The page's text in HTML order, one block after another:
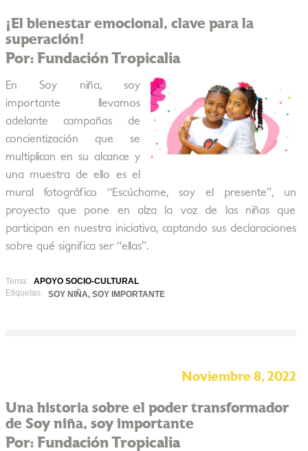
¡El bienestar emocional, clave para la
superación!
Por: Fundación Tropicalia
En Soy niña, soy
importante llevamos
adelante campañas de
concientización que se
multiplican en su alcance y
una muestra de ello es el
mural fotográfico “Escúchame, soy el presente”, un
proyecto que pone en alza la voz de las niñas que
participan en nuestra iniciativa, captando sus declaraciones
sobre qué significa ser “ellas”.
Tema:
APOYO SOCIO-CULTURAL
Etiquetas:
SOY NIÑA, SOY IMPORTANTE
Noviembre 8, 2022
Una historia sobre el poder transformador
de Soy niña, soy importante
Por: Fundación Tropicalia